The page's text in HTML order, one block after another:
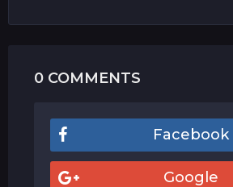
0 COMMENTS
Facebook
Google